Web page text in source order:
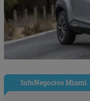
InfoNegocios Miami